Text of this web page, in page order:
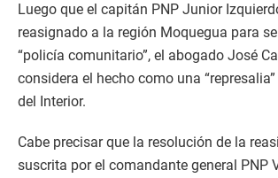
Luego que el capitán PNP Junior
reasignado a la región Moquegua para
“policía comunitario”, el abogado José
considera el hecho como una
del Interior.
Cabe precisar que la resolución de la
suscrita por el comandante general PNP